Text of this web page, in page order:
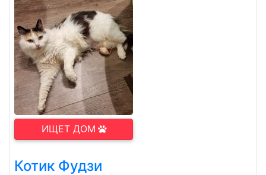
ИЩЕТ ДОМ
Котик Фудзи